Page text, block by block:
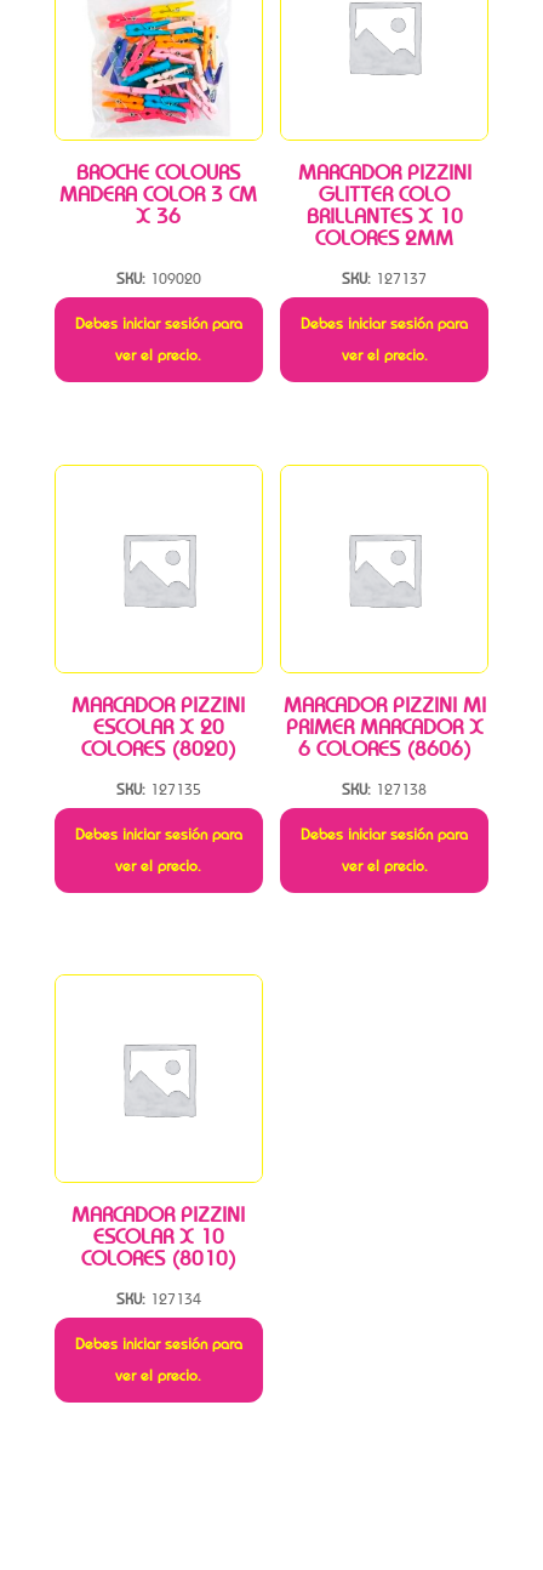
BROCHE COLOURS
MADERA COLOR 3 CM
X 36
SKU: 109020
Debes iniciar sesión para
ver el precio.
MARCADOR PIZZINI
GLITTER COLO
BRILLANTES X 10
COLORES 2MM
SKU: 127137
Debes iniciar sesión para
ver el precio.
MARCADOR PIZZINI
ESCOLAR X 20
COLORES (8020)
SKU: 127135
Debes iniciar sesión para
ver el precio.
MARCADOR PIZZINI MI
PRIMER MARCADOR X
6 COLORES (8606)
SKU: 127138
Debes iniciar sesión para
ver el precio.
MARCADOR PIZZINI
ESCOLAR X 10
COLORES (8010)
SKU: 127134
Debes iniciar sesión para
ver el precio.